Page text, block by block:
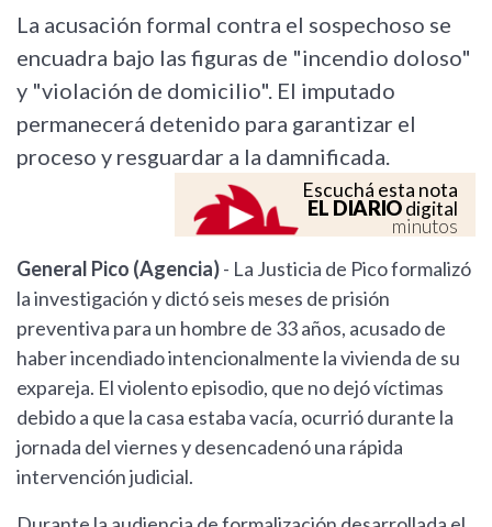
La acusación formal contra el sospechoso se
encuadra bajo las figuras de "incendio doloso"
y "violación de domicilio". El imputado
permanecerá detenido para garantizar el
proceso y resguardar a la damnificada.
Escuchá esta nota
EL DIARIOdigital
minutos
General Pico (Agencia)- La Justicia de Pico formalizó
la investigación y dictó seis meses de prisión
preventiva para un hombre de 33 años, acusado de
haber incendiado intencionalmente la vivienda de su
expareja. El violento episodio, que no dejó víctimas
debido a que la casa estaba vacía, ocurrió durante la
jornada del viernes y desencadenó una rápida
intervención judicial.